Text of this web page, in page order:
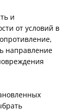
и
от условий в
направление